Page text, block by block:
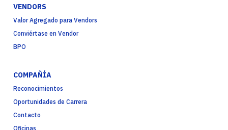
VENDORS
Valor Agregado para Vendors
Conviértase en Vendor
BPO
COMPAÑÍA
Reconocimientos
Oportunidades de Carrera
Contacto
Oficinas